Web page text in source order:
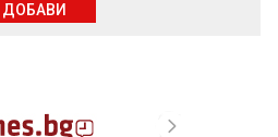
ДОБАВИ